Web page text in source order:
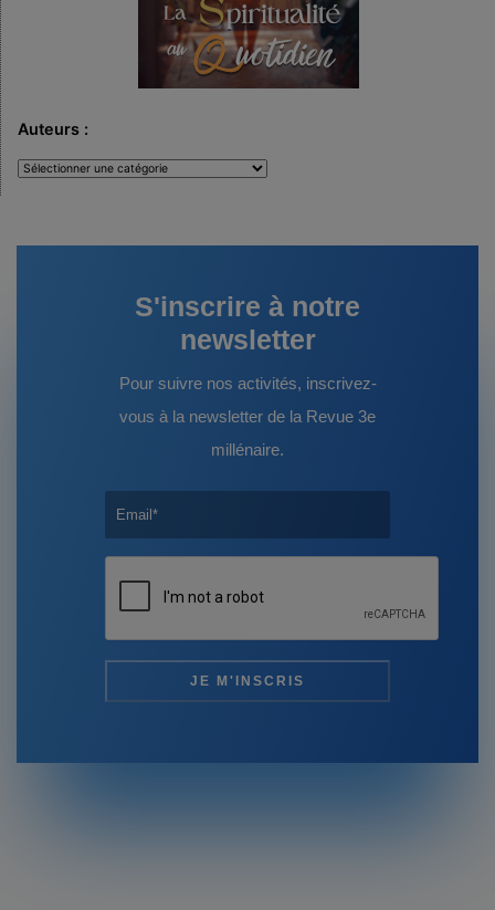
Auteurs :
Auteurs
:
S'inscrire à notre
newsletter
Pour suivre nos activités, inscrivez-
vous à la newsletter de la Revue 3e
millénaire.